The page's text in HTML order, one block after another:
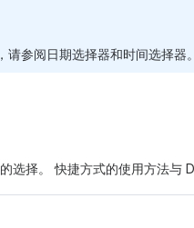
参阅日期选择器和时间选择器。
选择。 快捷方式的使用方法与